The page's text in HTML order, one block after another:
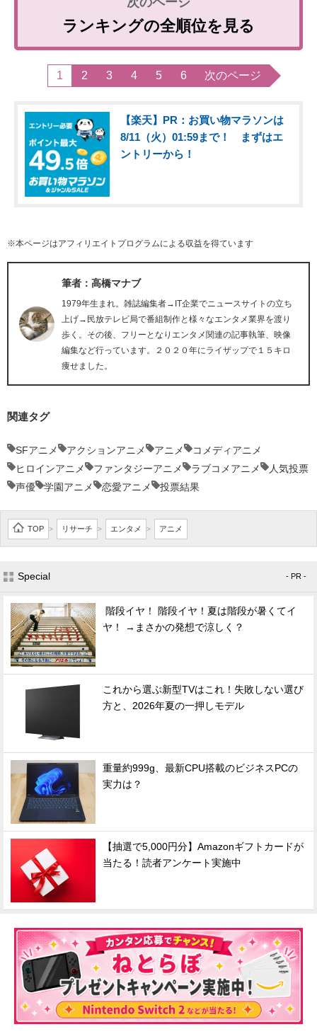
ランキングの全順位を見る
1 2 3 4 5 6 次のページ
【楽天】PR：お買い物マラソンは
8/11（火）01:59まで！ まずはエ
ントリーから！
※本ページはアフィリエイトプログラムによる収益を得ています
筆者：高橋マナブ
1979年生まれ。雑誌編集者→IT企業でニュースサイトの立ち
上げ→民放テレビ局で番組制作と様々なエンタメ業界を渡り
歩く。その後、フリーとなりエンタメ関連の記事執筆、映像
編集など行っています。２０２０年にライザップで１５キロ
痩せました。
関連タグ
SFアニメ アクションアニメ アニメ
コメディアニメ
ヒロインアニメ
ファンタジーアニメ ラブコメアニメ
人気投票
声優
学園アニメ 恋愛アニメ 投票結果
TOP > リサーチ > エンタメ > アニメ
Special - PR -
階段イヤ！ 階段イヤ！夏は階段が暑くてイ
ヤ！ →まさかの発想で涼しく？
これから選ぶ新型TVはこれ！失敗しない選び
方と、2026年夏の一押しモデル
重量約999g、最新CPU搭載のビジネスPCの
実力は？
【抽選で5,000円分】Amazonギフトカードが
当たる！読者アンケート実施中